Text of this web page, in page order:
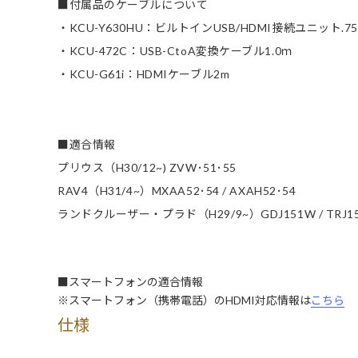
■付属品のケーブルについて
・KCU-Y630HU：ビルトインUSB/HDMI接続ユニット
・KCU-472C：USB-CtoA変換ケーブル1.0ｍ
・KCU-G61i：HDMIケーブル2m
■適合情報
プリウス（H30/12~) ZVW･51･55
RAV4（H31/4~）MXAA52･54 / AXAH52･54
ランドクルーザー・プラド（H29/9~）GDJ151W /
■スマートフォンの適合情報
※スマートフォン（携帯電話）のHDMI対応情報はこちら
仕様